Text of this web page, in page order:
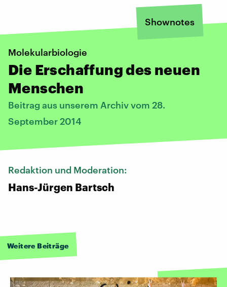
Shownotes
Molekularbiologie
Die Erschaffung des neuen
Menschen
Beitrag aus unserem Archiv vom 28.
September 2014
Redaktion und Moderation:
Hans-Jürgen Bartsch
Weitere Beiträge